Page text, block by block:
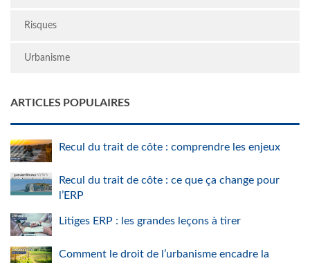
Risques
Urbanisme
ARTICLES POPULAIRES
Recul du trait de côte : comprendre les enjeux
Recul du trait de côte : ce que ça change pour
l’ERP
Litiges ERP : les grandes leçons à tirer
Comment le droit de l’urbanisme encadre la